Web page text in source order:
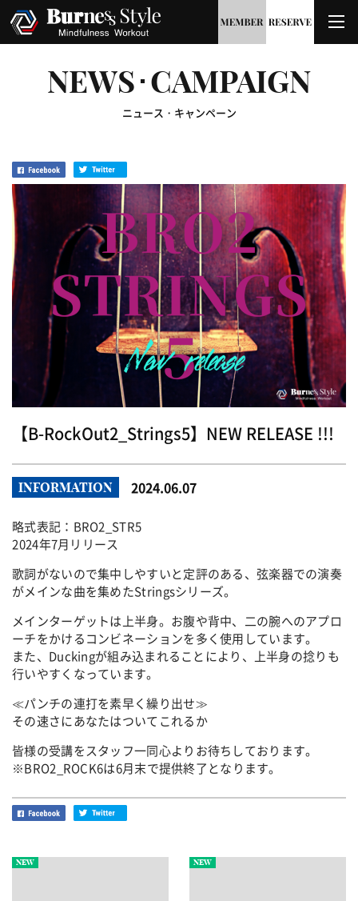
NEWS･CAMPAIGN
ニュース・キャンペーン
【B-RockOut2_Strings5】NEW RELEASE !!!
INFORMATION 2024.06.07
略式表記：BRO2_STR5
⁡2024年7月リリース⁡
歌詞がないので集中しやすいと定評のある、弦楽器での演奏
がメインな曲を集めたStringsシリーズ。
メインターゲットは上半身。お腹や背中、二の腕へのアプロ
ーチをかけるコンビネーションを多く使用しています。
また、Duckingが組み込まれることにより、上半身の捻りも
行いやすくなっています。
≪パンチの連打を素早く繰り出せ≫
その速さにあなたはついてこれるか
皆様の受講をスタッフ一同心よりお待ちしております。
※BRO2_ROCK6は6月末で提供終了となります。
NEW NEW